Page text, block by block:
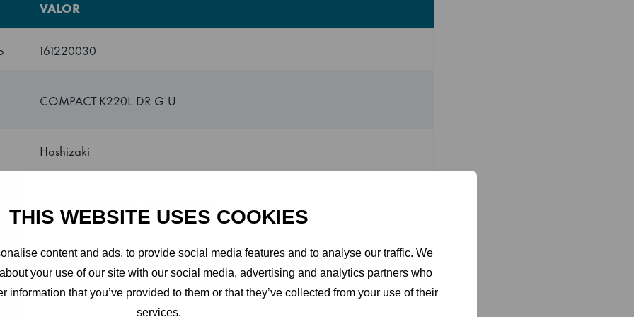
THIS WEBSITE USES COOKIES
content and ads, to provide social media features and to analyse our traffic. We
your use of our site with our social media, advertising and analytics partners who
information that you’ve provided to them or that they’ve collected from your use of their
services.
por su versatilidad, ya que estos equipos se pueden apilar, emparejar o
en la pared e incluso combinaciones con hornos microondas encima.
DR G U viene con los siguientes extras:
a derechas
VALOR
161220030
COMPACT K220L DR G U
Hoshizaki
India
REFRIGERATOR